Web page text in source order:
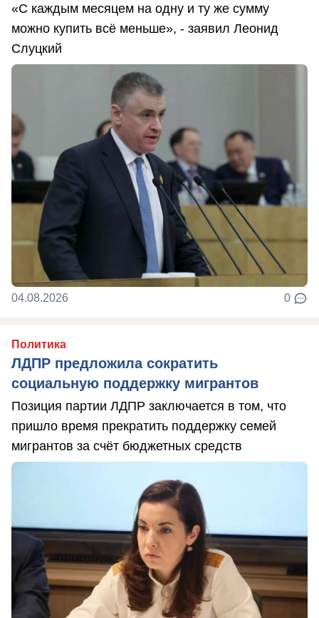
«С каждым месяцем на одну и ту же сумму
можно купить всё меньше», - заявил Леонид
Слуцкий
04.08.2026 0
Политика
ЛДПР предложила сократить
социальную поддержку мигрантов
Позиция партии ЛДПР заключается в том, что
пришло время прекратить поддержку семей
мигрантов за счёт бюджетных средств